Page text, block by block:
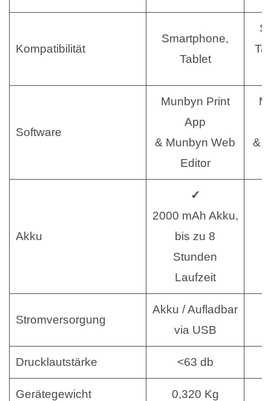
Kompatibilität
Smartphone,
Tablet
Software
Munbyn Print
App
& Munbyn Web
Editor
&
Akku
✓
2000 mAh Akku,
bis zu 8
Stunden
Laufzeit
Stromversorgung
Akku / Aufladbar
via USB
Drucklautstärke <63 db
Gerätegewicht 0,320 Kg